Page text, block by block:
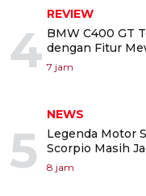
4
REVIEW
BMW C400 GT
dengan Fitur
7 jam
5
NEWS
Legenda Motor
Scorpio Masih
8 jam